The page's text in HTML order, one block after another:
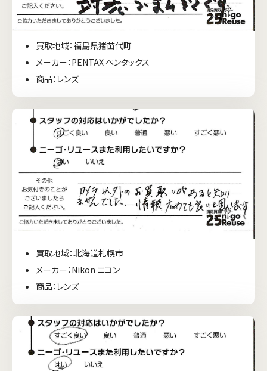
買取地域：福島県猪苗代町
メーカー：PENTAX ペンタックス
商品：レンズ
買取地域：北海道札幌市
メーカー：Nikon ニコン
商品：レンズ